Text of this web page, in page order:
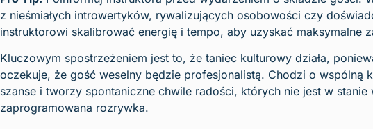
z nieśmiałych introwertyków, rywalizujących osobowości czy
instruktorowi skalibrować energię i tempo, aby uzyskać maksymalne
Kluczowym spostrzeżeniem jest to, że taniec kulturowy działa,
oczekuje, że gość weselny będzie profesjonalistą. Chodzi o wspólną
szanse i tworzy spontaniczne chwile radości, których nie jest w
zaprogramowana rozrywka.